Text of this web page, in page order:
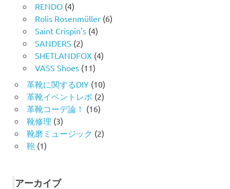
RENDO(4)
Rolis Rosenmüller(6)
Saint Crispin's(4)
SANDERS (2)
SHETLANDFOX(4)
VASS Shoes(11)
革靴に関するDIY(10)
革靴イベントレポ (2)
革靴コーデ論！ (16)
靴修理 (3)
靴磨ミュージック (2)
鞄 (1)
アーカイブ